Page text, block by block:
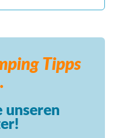
Tipps
unseren